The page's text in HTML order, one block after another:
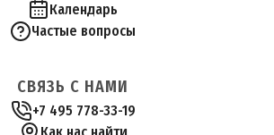
Календарь
Частые вопросы
СВЯЗЬ С НАМИ
+7 495 778-33-19